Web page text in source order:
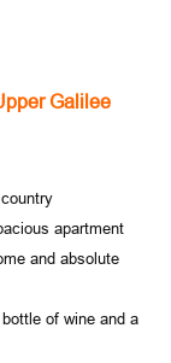
Galilee
apartment
and absolute
of wine and a